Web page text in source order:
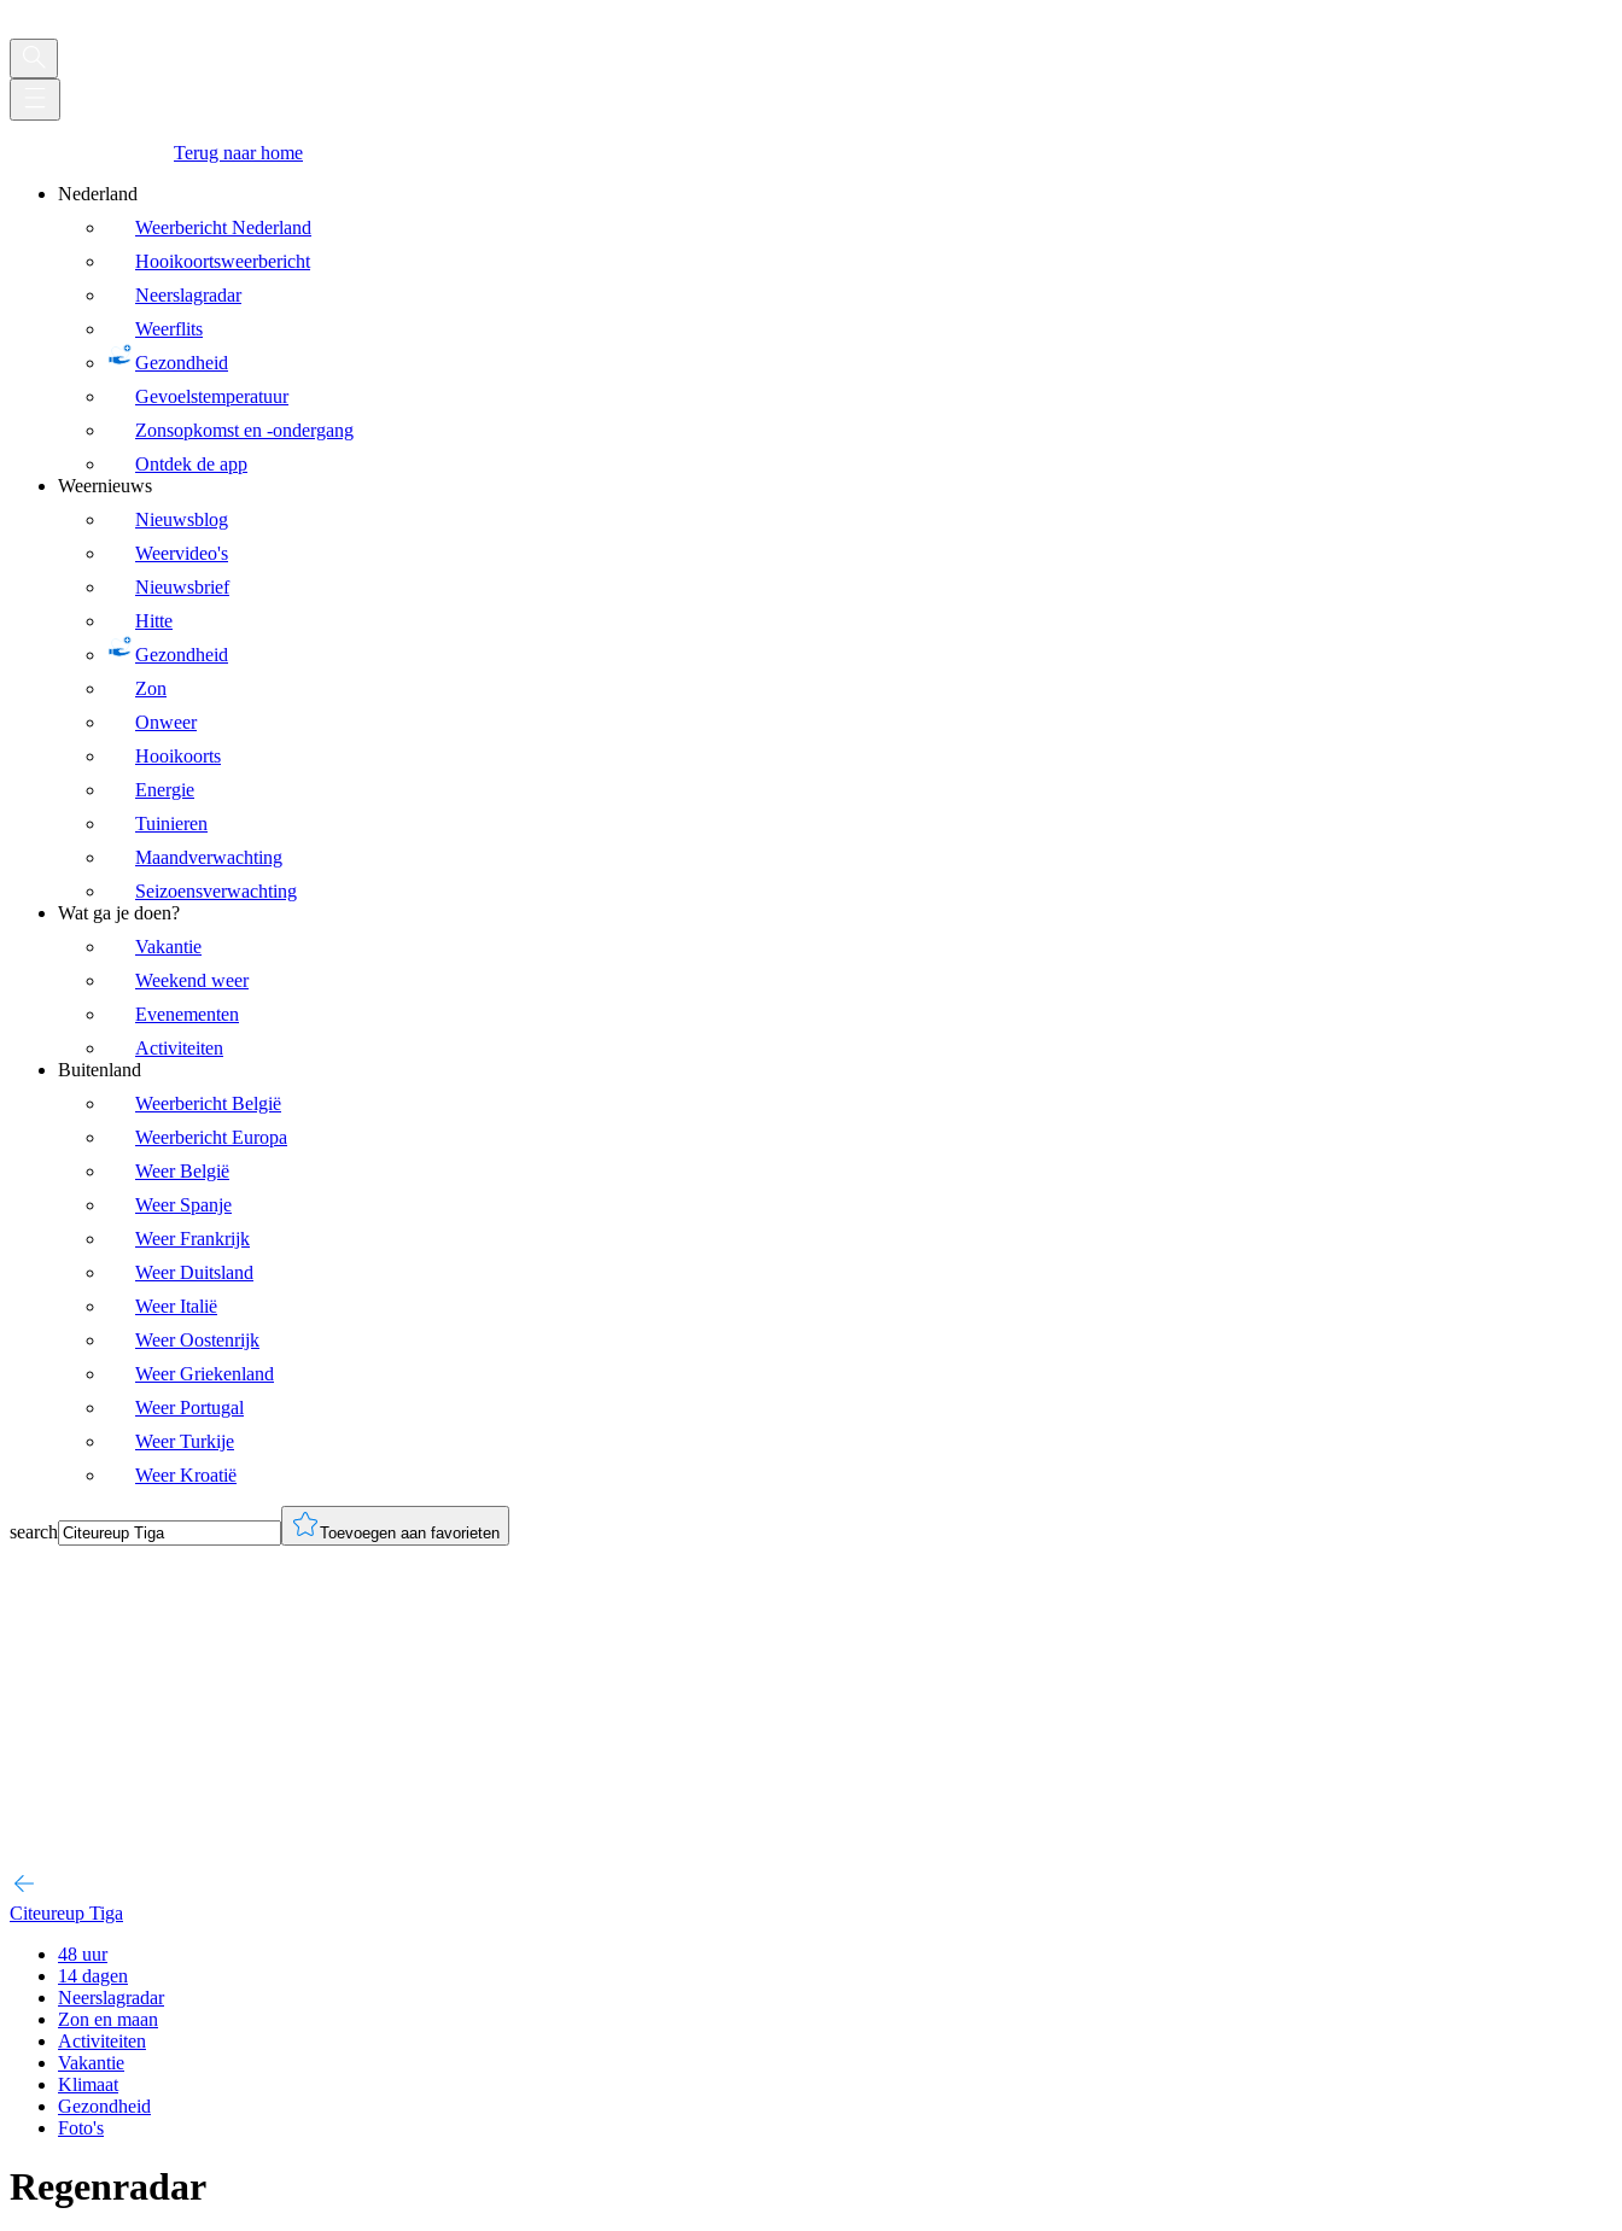
Terug naar home
Nederland
Weerbericht Nederland
Hooikoortsweerbericht
Neerslagradar
Weerflits
Gezondheid
Gevoelstemperatuur
Zonsopkomst en -ondergang
Ontdek de app
Weernieuws
Nieuwsblog
Weervideo's
Nieuwsbrief
Hitte
Gezondheid
Zon
Onweer
Hooikoorts
Energie
Tuinieren
Maandverwachting
Seizoensverwachting
Wat ga je doen?
Vakantie
Weekend weer
Evenementen
Activiteiten
Buitenland
Weerbericht België
Weerbericht Europa
Weer België
Weer Spanje
Weer Frankrijk
Weer Duitsland
Weer Italië
Weer Oostenrijk
Weer Griekenland
Weer Portugal
Weer Turkije
Weer Kroatië
search Toevoegen aan favorieten
Citeureup Tiga
48 uur
14 dagen
Neerslagradar
Zon en maan
Activiteiten
Vakantie
Klimaat
Gezondheid
Foto's
Regenradar